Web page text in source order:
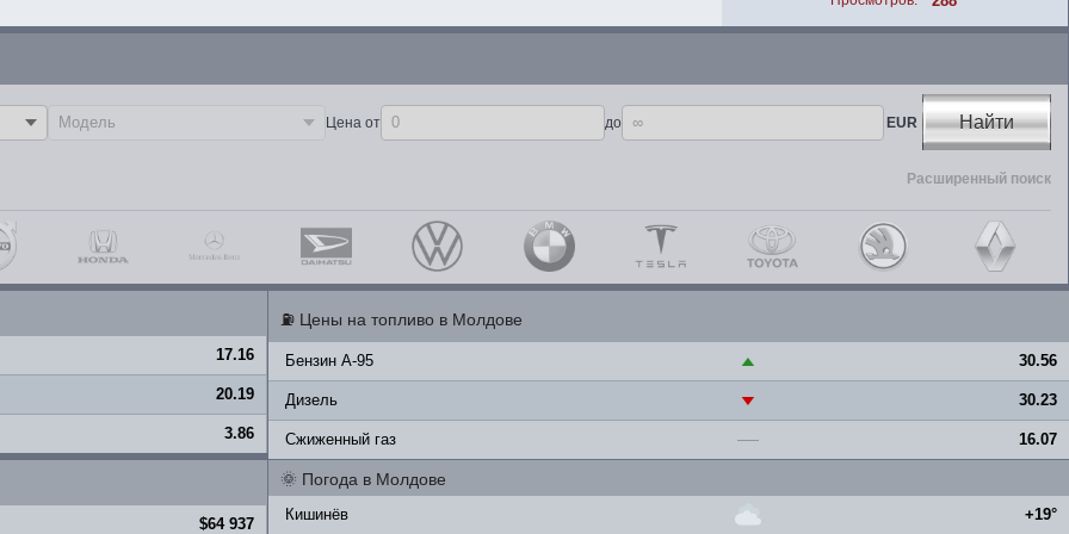
Цена от до EUR Найти
Расширенный поиск
17.16
20.19
3.86
⛽ Цены на топливо в Молдове
Бензин A-95 ▲ 30.56
Дизель ▼ 30.23
Сжиженный газ — 16.07
$64 937
🌞 Погода в Молдове
Кишинёв +19°